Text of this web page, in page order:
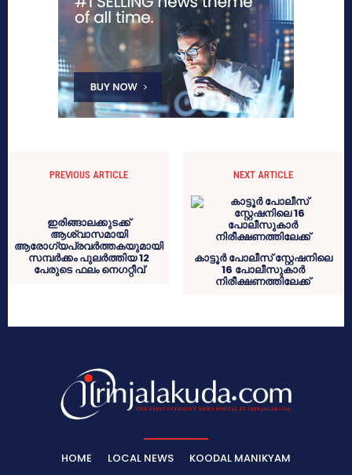
PREVIOUS ARTICLE
ഇരിങ്ങാലക്കുടക്ക്
ആശ്വാസമായി
ആരോഗ്യപ്രവർത്തകയുമായി
സമ്പർക്കം പുലർത്തിയ 12
പേരുടെ ഫലം നെഗറ്റീവ്
NEXT ARTICLE
കാട്ടൂർ പോലീസ് സ്റ്റേഷനിലെ
16 പോലീസുകാർ
നിരീക്ഷണത്തിലേക്ക്
HOME LOCAL NEWS KOODAL MANIKYAM